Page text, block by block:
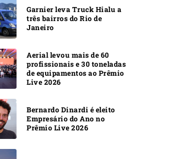
Garnier leva Truck Hialu a
três bairros do Rio de
Janeiro
Aerial levou mais de 60
profissionais e 30 toneladas
de equipamentos ao Prêmio
Live 2026
Bernardo Dinardi é eleito
Empresário do Ano no
Prêmio Live 2026